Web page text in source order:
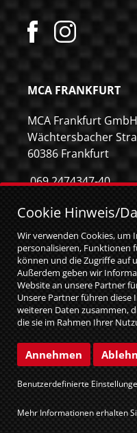
MCA FRANKFURT
MCA Frankfurt GmbH
Wächtersbacher
60386 Frankfurt
069 2474347-40
info@mca-
© MCA GmbH 2026
Impressum
Cookie Hinweis/
Wir verwenden Cookies, um
personalisieren, Funktionen
können und die Zugriffe auf
Außerdem geben wir
Website an unsere Partner
Unsere Partner führen
weiteren Daten zusammen,
die sie im Rahmen Ihrer
Website weiterhin nutzen.
Annehmen
Benutzerdefinierte
Mehr Informationen erhalten